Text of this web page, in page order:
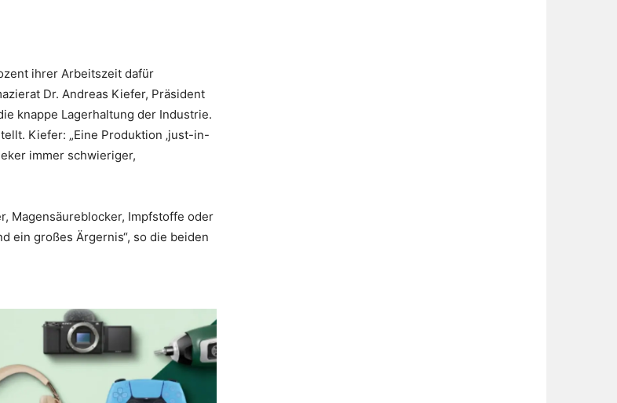
ihrer Arbeitszeit dafür
Dr. Andreas Kiefer, Präsident
knappe Lagerhaltung der Industrie.
Kiefer: „Eine Produktion ‚just-in-
immer schwieriger,
Magensäureblocker, Impfstoffe oder
ein großes Ärgernis“, so die beiden